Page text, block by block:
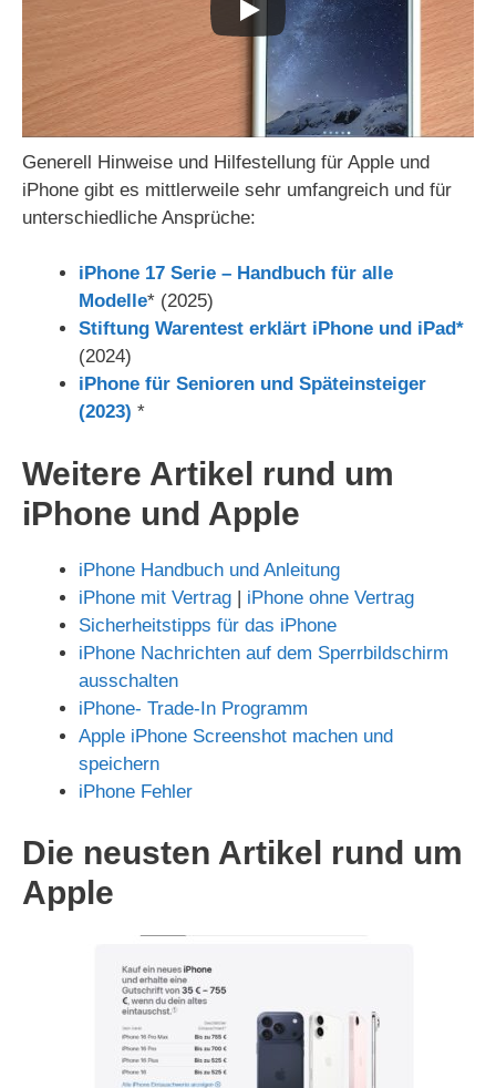
Generell Hinweise und Hilfestellung für Apple und
iPhone gibt es mittlerweile sehr umfangreich und für
unterschiedliche Ansprüche:
iPhone 17 Serie – Handbuch für alle
Modelle* (2025)
Stiftung Warentest erklärt iPhone und iPad*
(2024)
iPhone für Senioren und Späteinsteiger
(2023) *
Weitere Artikel rund um
iPhone und Apple
iPhone Handbuch und Anleitung
iPhone mit Vertrag | iPhone ohne Vertrag
Sicherheitstipps für das iPhone
iPhone Nachrichten auf dem Sperrbildschirm
ausschalten
iPhone- Trade-In Programm
Apple iPhone Screenshot machen und
speichern
iPhone Fehler
Die neusten Artikel rund um
Apple